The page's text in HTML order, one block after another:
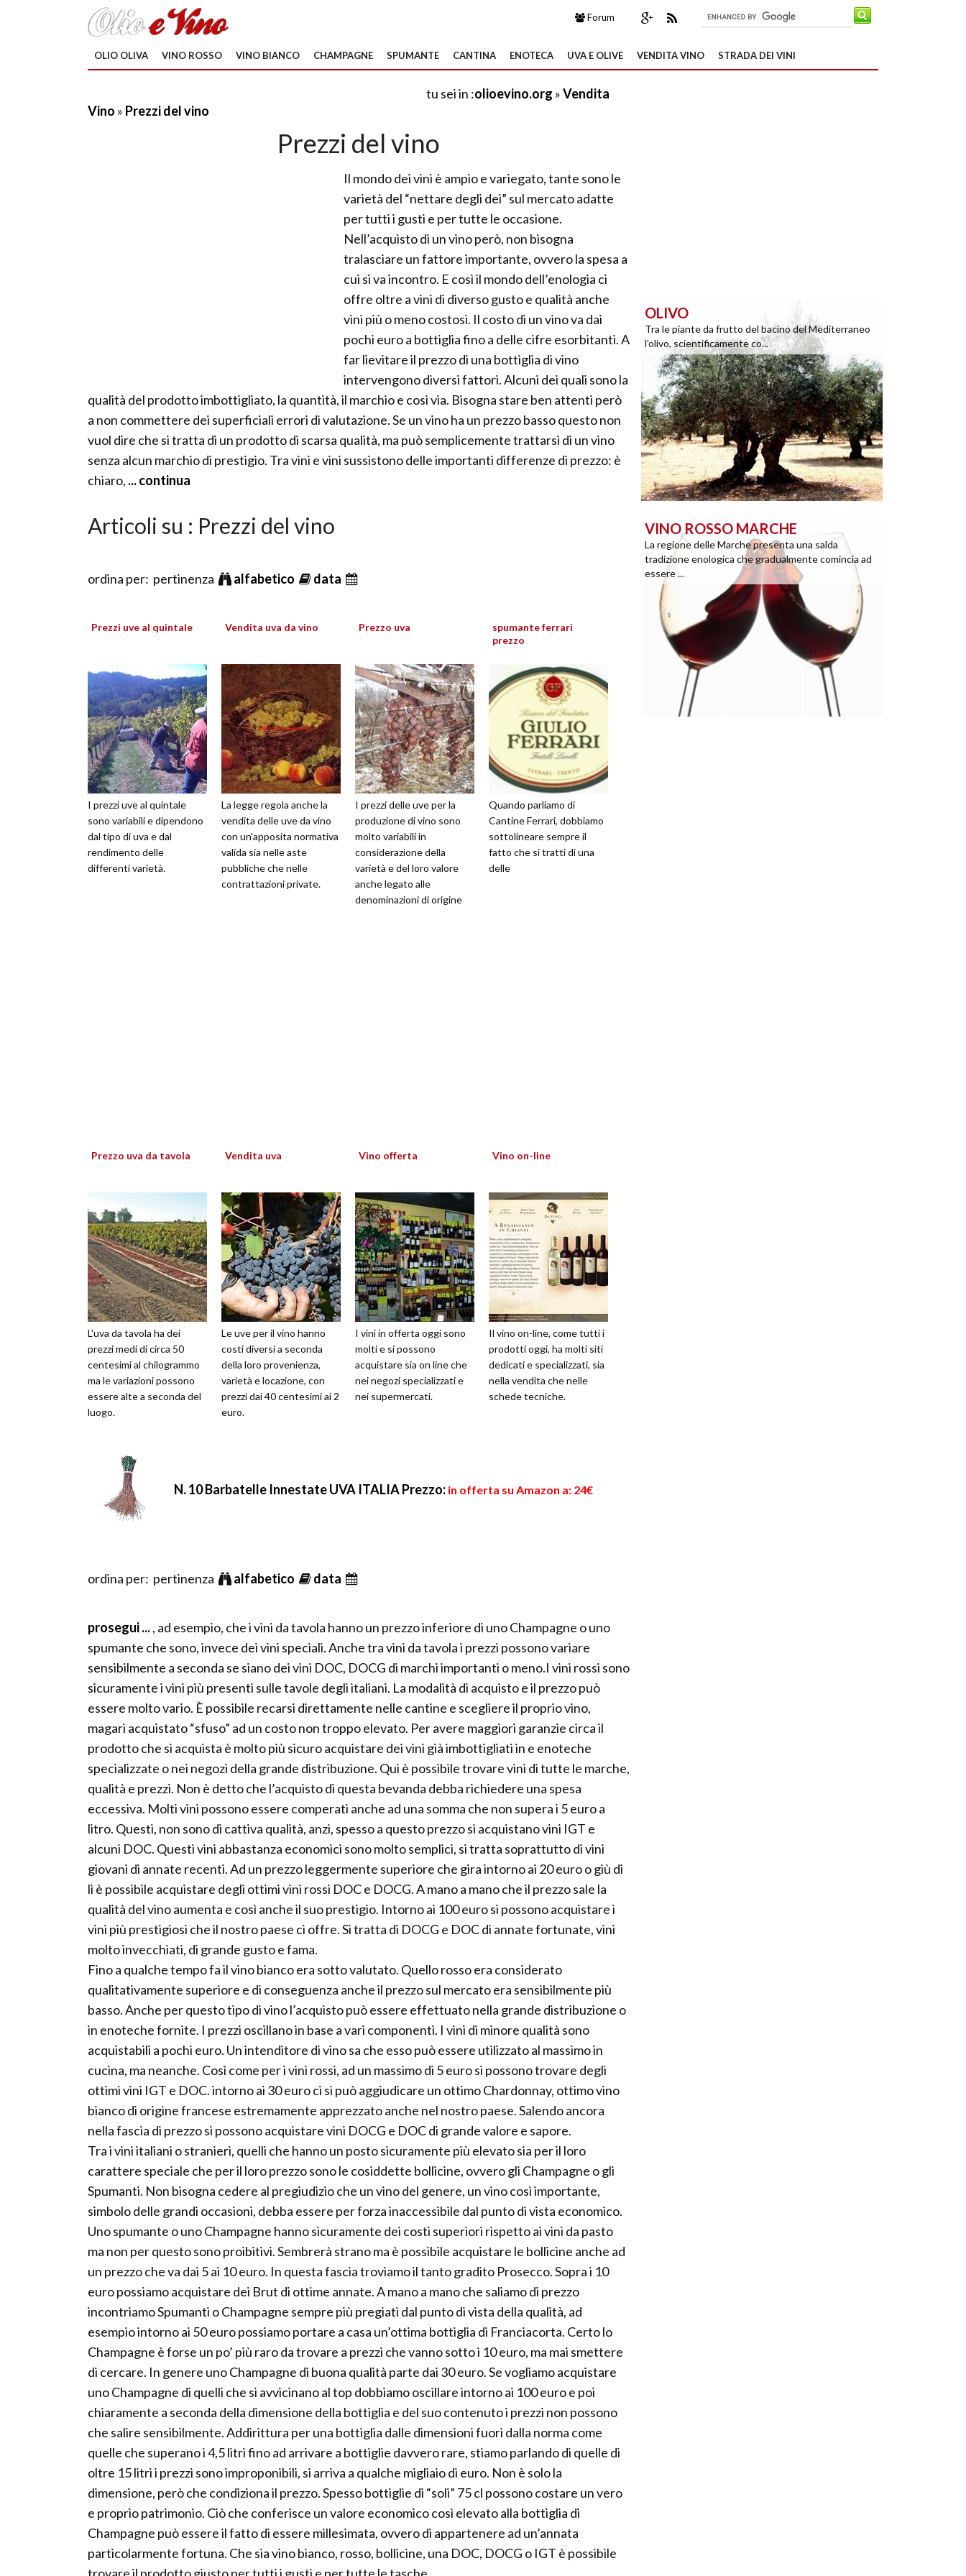
Forum
OLIO OLIVA VINO ROSSO VINO BIANCO CHAMPAGNE SPUMANTE CANTINA ENOTECA UVA E OLIVE VENDITA VINO STRADA DEI VINI
tu sei in :olioevino.org »Vendita
Vino » Prezzi del vino
Prezzi del vino
Il mondo dei vini è ampio e variegato, tante sono le
varietà del “nettare degli dei” sul mercato adatte
per tutti i gusti e per tutte le occasione.
Nell’acquisto di un vino però, non bisogna
tralasciare un fattore importante, ovvero la spesa a
cui si va incontro. E così il mondo dell’enologia ci
offre oltre a vini di diverso gusto e qualità anche
vini più o meno costosi. Il costo di un vino va dai
pochi euro a bottiglia fino a delle cifre esorbitanti. A
far lievitare il prezzo di una bottiglia di vino
intervengono diversi fattori. Alcuni dei quali sono la
qualità del prodotto imbottigliato, la quantità, il marchio e così via. Bisogna stare ben attenti però
a non commettere dei superficiali errori di valutazione. Se un vino ha un prezzo basso questo non
vuol dire che si tratta di un prodotto di scarsa qualità, ma può semplicemente trattarsi di un vino
senza alcun marchio di prestigio. Tra vini e vini sussistono delle importanti differenze di prezzo: è
chiaro, ... continua
Articoli su : Prezzi del vino
ordina per: pertinenza alfabetico data
Prezzi uve al quintale
I prezzi uve al quintale
sono variabili e dipendono
dal tipo di uva e dal
rendimento delle
differenti varietà.
Vendita uva da vino
La legge regola anche la
vendita delle uve da vino
con un'apposita normativa
valida sia nelle aste
pubbliche che nelle
contrattazioni private.
Prezzo uva
I prezzi delle uve per la
produzione di vino sono
molto variabili in
considerazione della
varietà e del loro valore
anche legato alle
denominazioni di origine
spumante ferrari
prezzo
Quando parliamo di
Cantine Ferrari, dobbiamo
sottolineare sempre il
fatto che si tratti di una
delle
Prezzo uva da tavola
L'uva da tavola ha dei
prezzi medi di circa 50
centesimi al chilogrammo
ma le variazioni possono
essere alte a seconda del
luogo.
Vendita uva
Le uve per il vino hanno
costi diversi a seconda
della loro provenienza,
varietà e locazione, con
prezzi dai 40 centesimi ai 2
euro.
Vino offerta
I vini in offerta oggi sono
molti e si possono
acquistare sia on line che
nei negozi specializzati e
nei supermercati.
Vino on-line
Il vino on-line, come tutti i
prodotti oggi, ha molti siti
dedicati e specializzati, sia
nella vendita che nelle
schede tecniche.
N. 10 Barbatelle Innestate UVA ITALIAPrezzo: in offerta su Amazon a: 24€
ordina per: pertinenza alfabetico data
prosegui ..., ad esempio, che i vini da tavola hanno un prezzo inferiore di uno Champagne o uno
spumante che sono, invece dei vini speciali. Anche tra vini da tavola i prezzi possono variare
sensibilmente a seconda se siano dei vini DOC, DOCG di marchi importanti o meno.I vini rossi sono
sicuramente i vini più presenti sulle tavole degli italiani. La modalità di acquisto e il prezzo può
essere molto vario. È possibile recarsi direttamente nelle cantine e scegliere il proprio vino,
magari acquistato “sfuso” ad un costo non troppo elevato. Per avere maggiori garanzie circa il
prodotto che si acquista è molto più sicuro acquistare dei vini già imbottigliati in e enoteche
specializzate o nei negozi della grande distribuzione. Qui è possibile trovare vini di tutte le marche,
qualità e prezzi. Non è detto che l’acquisto di questa bevanda debba richiedere una spesa
eccessiva. Molti vini possono essere comperati anche ad una somma che non supera i 5 euro a
litro. Questi, non sono di cattiva qualità, anzi, spesso a questo prezzo si acquistano vini IGT e
alcuni DOC. Questi vini abbastanza economici sono molto semplici, si tratta soprattutto di vini
giovani di annate recenti. Ad un prezzo leggermente superiore che gira intorno ai 20 euro o giù di
lì è possibile acquistare degli ottimi vini rossi DOC e DOCG. A mano a mano che il prezzo sale la
qualità del vino aumenta e così anche il suo prestigio. Intorno ai 100 euro si possono acquistare i
vini più prestigiosi che il nostro paese ci offre. Si tratta di DOCG e DOC di annate fortunate, vini
molto invecchiati, di grande gusto e fama.
Fino a qualche tempo fa il vino bianco era sotto valutato. Quello rosso era considerato
qualitativamente superiore e di conseguenza anche il prezzo sul mercato era sensibilmente più
basso. Anche per questo tipo di vino l’acquisto può essere effettuato nella grande distribuzione o
in enoteche fornite. I prezzi oscillano in base a vari componenti. I vini di minore qualità sono
acquistabili a pochi euro. Un intenditore di vino sa che esso può essere utilizzato al massimo in
cucina, ma neanche. Così come per i vini rossi, ad un massimo di 5 euro si possono trovare degli
ottimi vini IGT e DOC. intorno ai 30 euro ci si può aggiudicare un ottimo Chardonnay, ottimo vino
bianco di origine francese estremamente apprezzato anche nel nostro paese. Salendo ancora
nella fascia di prezzo si possono acquistare vini DOCG e DOC di grande valore e sapore.
Tra i vini italiani o stranieri, quelli che hanno un posto sicuramente più elevato sia per il loro
carattere speciale che per il loro prezzo sono le cosiddette bollicine, ovvero gli Champagne o gli
Spumanti. Non bisogna cedere al pregiudizio che un vino del genere, un vino così importante,
simbolo delle grandi occasioni, debba essere per forza inaccessibile dal punto di vista economico.
Uno spumante o uno Champagne hanno sicuramente dei costi superiori rispetto ai vini da pasto
ma non per questo sono proibitivi. Sembrerà strano ma è possibile acquistare le bollicine anche ad
un prezzo che va dai 5 ai 10 euro. In questa fascia troviamo il tanto gradito Prosecco. Sopra i 10
euro possiamo acquistare dei Brut di ottime annate. A mano a mano che saliamo di prezzo
incontriamo Spumanti o Champagne sempre più pregiati dal punto di vista della qualità, ad
esempio intorno ai 50 euro possiamo portare a casa un’ottima bottiglia di Franciacorta. Certo lo
Champagne è forse un po’ più raro da trovare a prezzi che vanno sotto i 10 euro, ma mai smettere
di cercare. In genere uno Champagne di buona qualità parte dai 30 euro. Se vogliamo acquistare
uno Champagne di quelli che si avvicinano al top dobbiamo oscillare intorno ai 100 euro e poi
chiaramente a seconda della dimensione della bottiglia e del suo contenuto i prezzi non possono
che salire sensibilmente. Addirittura per una bottiglia dalle dimensioni fuori dalla norma come
quelle che superano i 4,5 litri fino ad arrivare a bottiglie davvero rare, stiamo parlando di quelle di
oltre 15 litri i prezzi sono improponibili, si arriva a qualche migliaio di euro. Non è solo la
dimensione, però che condiziona il prezzo. Spesso bottiglie di “soli” 75 cl possono costare un vero
e proprio patrimonio. Ciò che conferisce un valore economico così elevato alla bottiglia di
Champagne può essere il fatto di essere millesimata, ovvero di appartenere ad un’annata
particolarmente fortuna. Che sia vino bianco, rosso, bollicine, una DOC, DOCG o IGT è possibile
OLIVO
Tra le piante da frutto del bacino del Mediterraneo
l’olivo, scientificamente co...
VINO ROSSO MARCHE
La regione delle Marche presenta una salda
tradizione enologica che gradualmente comincia ad
essere ...